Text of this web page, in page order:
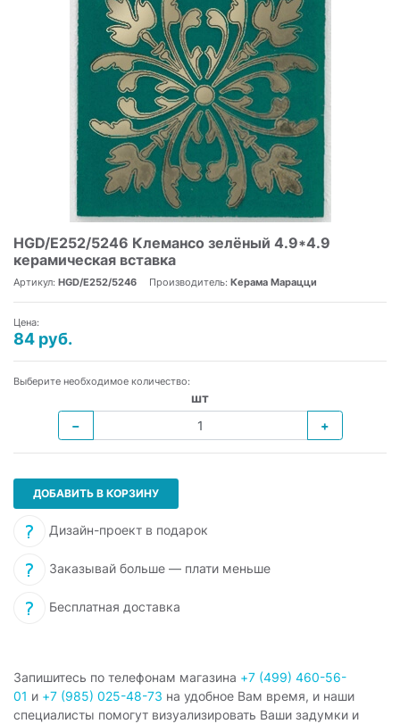
HGD/E252/5246 Клемансо зелёный 4.9*4.9
керамическая вставка
Артикул: HGD/E252/5246 Производитель: Керама Марацци
Цена:
84 руб.
Выберите необходимое количество:
шт
−
+
ДОБАВИТЬ В КОРЗИНУ
Дизайн-проект в подарок
Заказывай больше — плати меньше
Бесплатная доставка
Запишитесь по телефонам магазина +7 (499) 460-56-
01 и +7 (985) 025-48-73 на удобное Вам время, и наши
специалисты помогут визуализировать Ваши задумки и